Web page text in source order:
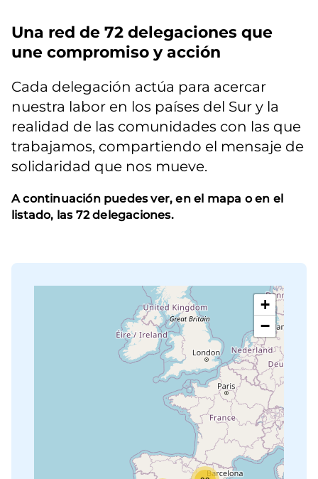
Una red de 72 delegaciones que
une compromiso y acción
Cada delegación actúa para acercar
nuestra labor en los países del Sur y la
realidad de las comunidades con las que
trabajamos, compartiendo el mensaje de
solidaridad que nos mueve.
A continuación puedes ver, en el mapa o en el
listado, las 72 delegaciones.
+
−